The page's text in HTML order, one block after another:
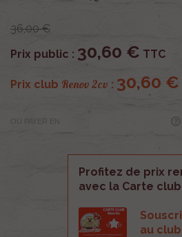
36,00 €
Prix public : 30,60 € TTC
Prix club Renov 2cv : 30,60 €
OU PAYER EN
Profitez de prix
avec la Carte club
au club